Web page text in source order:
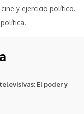
y ejercicio político.
El poder y